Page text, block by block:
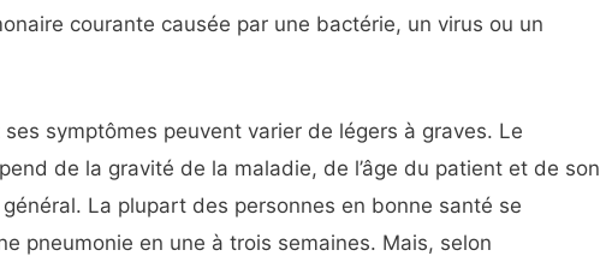
courante causée par une bactérie, un virus ou un
symptômes peuvent varier de légers à graves. Le
de la gravité de la maladie, de l’âge du patient et de son
La plupart des personnes en bonne santé se
pneumonie en une à trois semaines. Mais, selon